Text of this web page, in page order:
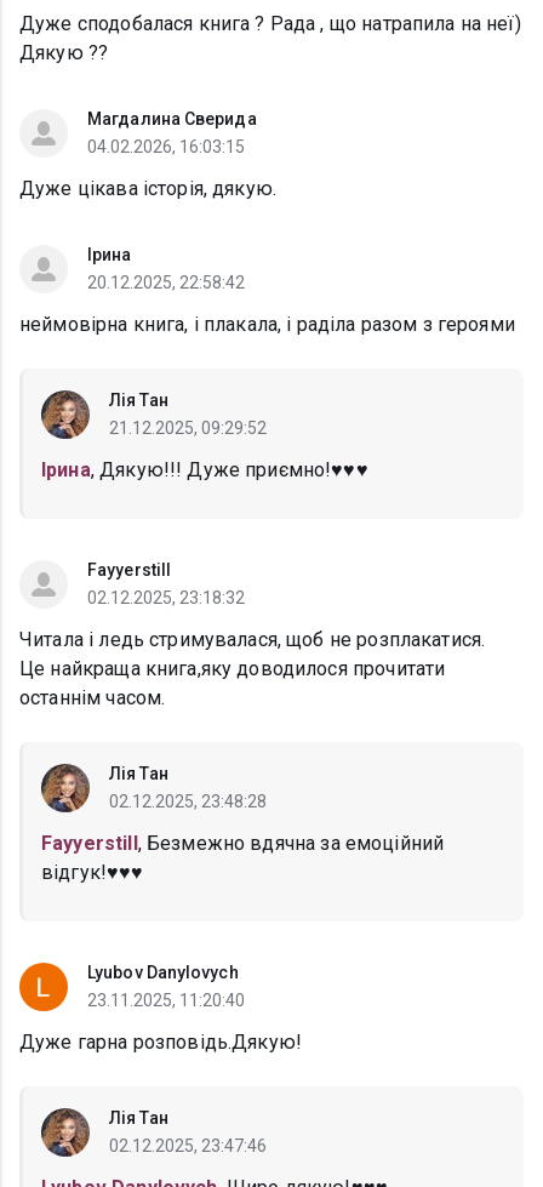
Дуже сподобалася книга ? Рада , що натрапила на неї)
Дякую ??
Магдалина Сверида
04.02.2026, 16:03:15
Дуже цікава історія, дякую.
Ірина
20.12.2025, 22:58:42
неймовірна книга, і плакала, і раділа разом з героями
Лія Тан
21.12.2025, 09:29:52
Ірина, Дякую!!! Дуже приємно!♥️♥️♥️
Fayyerstill
02.12.2025, 23:18:32
Читала і ледь стримувалася, щоб не розплакатися.
Це найкраща книга,яку доводилося прочитати
останнім часом.
Лія Тан
02.12.2025, 23:48:28
Fayyerstill, Безмежно вдячна за емоційний
відгук!♥️♥️♥️
Lyubov Danylovych
23.11.2025, 11:20:40
Дуже гарна розповідь.Дякую!
Лія Тан
02.12.2025, 23:47:46